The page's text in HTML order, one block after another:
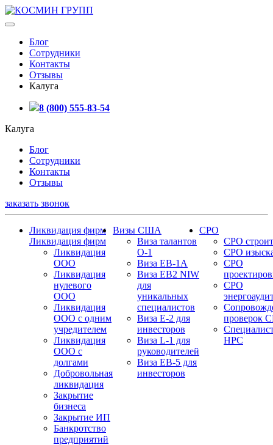
Блог
Сотрудники
Контакты
Отзывы
Калуга
8 (800) 555-83-54
Калуга
Блог
Сотрудники
Контакты
Отзывы
заказать звонок
Ликвидация фирм
Ликвидация фирм
Ликвидация
ООО
Ликвидация
нулевого
ООО
Ликвидация
ООО с одним
учредителем
Ликвидация
ООО с
долгами
Добровольная
ликвидация
Закрытие
бизнеса
Закрытие ИП
Банкротство
предприятий
Визы США
Виза талантов
О-1
Виза EB-1A
Виза EB2 NIW
для
уникальных
специалистов
Виза E-2 для
инвесторов
Виза L-1 для
руководителей
Виза EB-5 для
инвесторов
СРО
СРО
СРО
СРО
СРО
проверок
НРС